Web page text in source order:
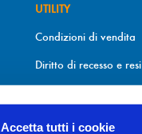
Accetta tutti i cookie
UTILITY
Condizioni di vendita
Diritto di recesso e resi
Informativa sui cookies